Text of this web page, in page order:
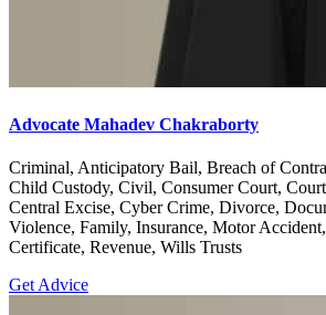
Advocate Mahadev Chakraborty
Criminal, Anticipatory Bail, Breach of
Child Custody, Civil, Consumer Court,
Central Excise, Cyber Crime, Divorce,
Violence, Family, Insurance, Motor
Certificate, Revenue, Wills Trusts
Get Advice